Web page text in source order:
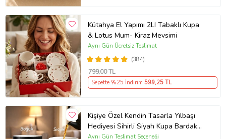
Kütahya El Yapımı 2LI Tabaklı Kupa
& Lotus Mum- Kiraz Mevsimi
(384)
Aynı Gün Ücretsiz Teslimat
799,00 TL
Sepette %25 İndirim 599,25 TL
Kişiye Özel Kendin Tasarla Yılbaşı
Hediyesi Sihirli Siyah Kupa Bardak
Sıcakla Renk Değiştiren Tasarım
Aynı Gün Teslimat Seçeneği